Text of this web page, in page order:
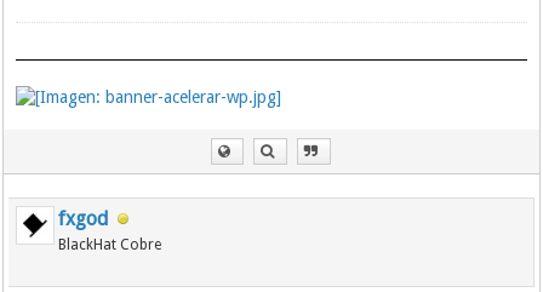
fxgod
BlackHat Cobre